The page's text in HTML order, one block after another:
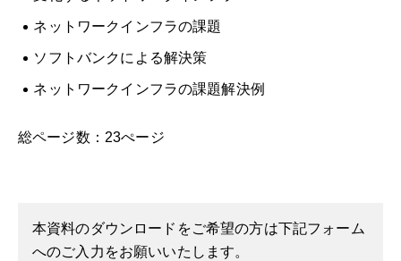
ネットワークインフラの課題
ソフトバンクによる解決策
ネットワークインフラの課題解決例
総ページ数：23ぺージ
本資料のダウンロードをご希望の方は下記フォーム
へのご入力をお願いいたします。